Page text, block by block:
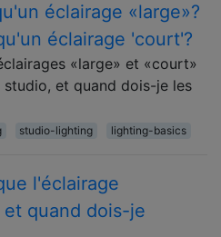
éclairage «large»?
éclairage 'court'?
«large» et «court»
et quand dois-je les
studio-lighting lighting-basics
l'éclairage
et quand dois-je